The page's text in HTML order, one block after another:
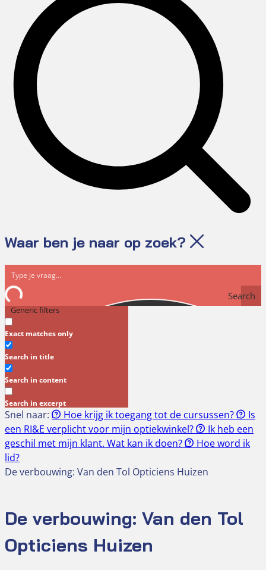
Waar ben je naar op zoek?
Search
Generic filters
Exact matches only
Search in title
Search in content
Search in excerpt
Snel naar: Hoe krijg ik toegang tot de cursussen?
Is
een RI&E verplicht voor mijn optiekwinkel?
Ik heb een
geschil met mijn klant. Wat kan ik doen?
Hoe word ik
lid?
De verbouwing: Van den Tol Opticiens Huizen
De verbouwing: Van den Tol
Opticiens Huizen